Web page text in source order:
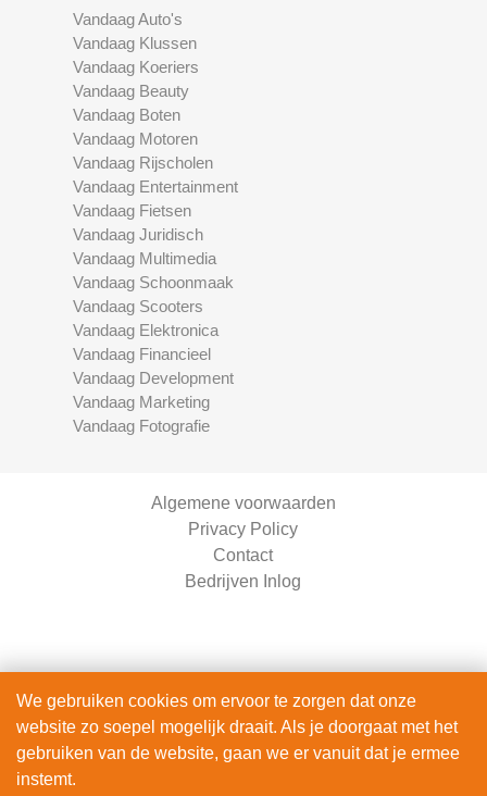
Vandaag Auto's
Vandaag Klussen
Vandaag Koeriers
Vandaag Beauty
Vandaag Boten
Vandaag Motoren
Vandaag Rijscholen
Vandaag Entertainment
Vandaag Fietsen
Vandaag Juridisch
Vandaag Multimedia
Vandaag Schoonmaak
Vandaag Scooters
Vandaag Elektronica
Vandaag Financieel
Vandaag Development
Vandaag Marketing
Vandaag Fotografie
Algemene voorwaarden
Privacy Policy
Contact
Bedrijven Inlog
Vandaag Motoren is onderdeel van
The Right Service B.V. | KVK 90914872
We gebruiken cookies om ervoor te zorgen dat onze
website zo soepel mogelijk draait. Als je doorgaat met het
gebruiken van de website, gaan we er vanuit dat je ermee
instemt.